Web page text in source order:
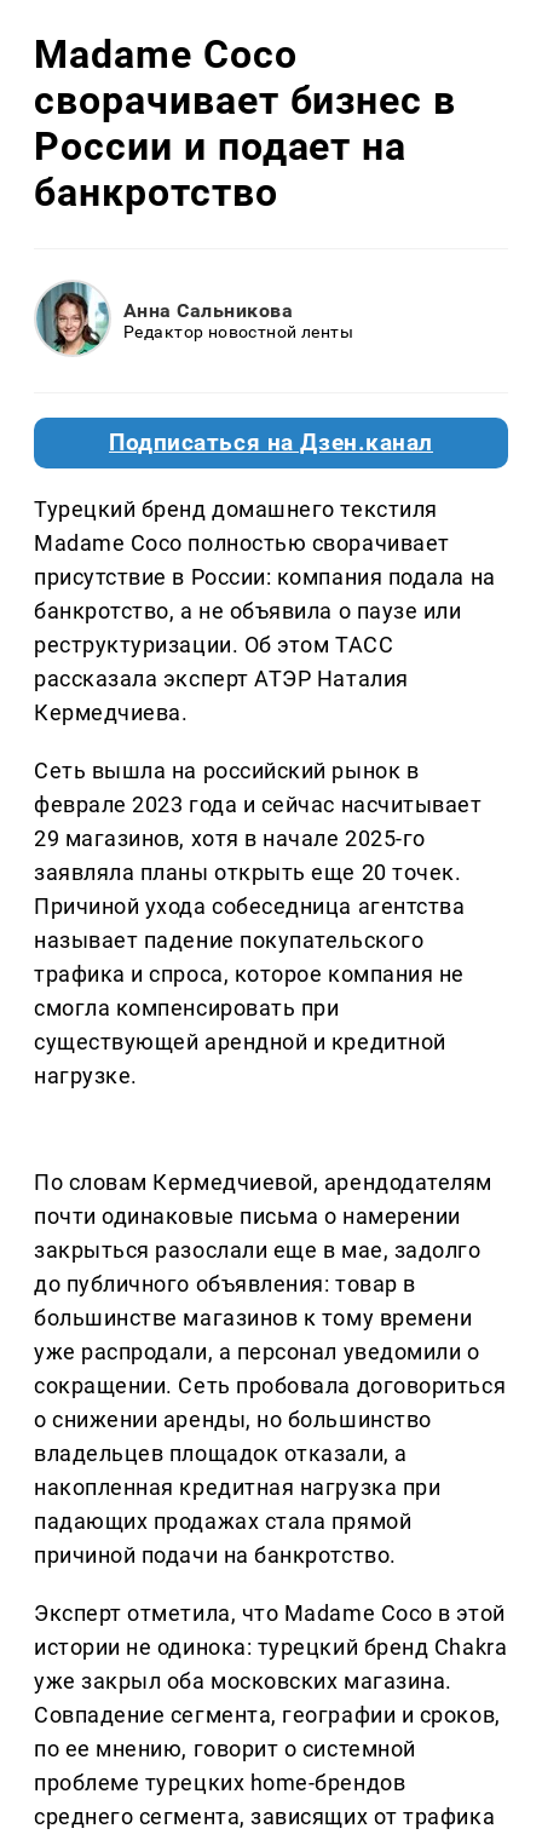
Madame Coco
сворачивает бизнес в
России и подает на
банкротство
Анна Сальникова
Редактор новостной ленты
Подписаться на Дзен.канал
Турецкий бренд домашнего текстиля
Madame Coco полностью сворачивает
присутствие в России: компания подала на
банкротство, а не объявила о паузе или
реструктуризации. Об этом ТАСС
рассказала эксперт АТЭР Наталия
Кермедчиева.
Сеть вышла на российский рынок в
феврале 2023 года и сейчас насчитывает
29 магазинов, хотя в начале 2025-го
заявляла планы открыть еще 20 точек.
Причиной ухода собеседница агентства
называет падение покупательского
трафика и спроса, которое компания не
смогла компенсировать при
существующей арендной и кредитной
нагрузке.
По словам Кермедчиевой, арендодателям
почти одинаковые письма о намерении
закрыться разослали еще в мае, задолго
до публичного объявления: товар в
большинстве магазинов к тому времени
уже распродали, а персонал уведомили о
сокращении. Сеть пробовала договориться
о снижении аренды, но большинство
владельцев площадок отказали, а
накопленная кредитная нагрузка при
падающих продажах стала прямой
причиной подачи на банкротство.
Эксперт отметила, что Madame Coco в этой
истории не одинока: турецкий бренд Chakra
уже закрыл оба московских магазина.
Совпадение сегмента, географии и сроков,
по ее мнению, говорит о системной
проблеме турецких home-брендов
среднего сегмента, зависящих от трафика